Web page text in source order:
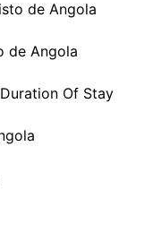
de Angola
de Angola
Of Stay